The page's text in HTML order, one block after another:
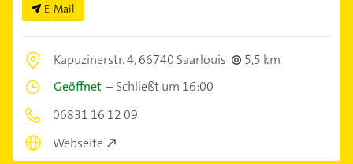
E-Mail
Kapuzinerstr. 4,66740 Saarlouis
5,5 km
Geöffnet –Schließt um 16:00
06831 16 12 09
Webseite